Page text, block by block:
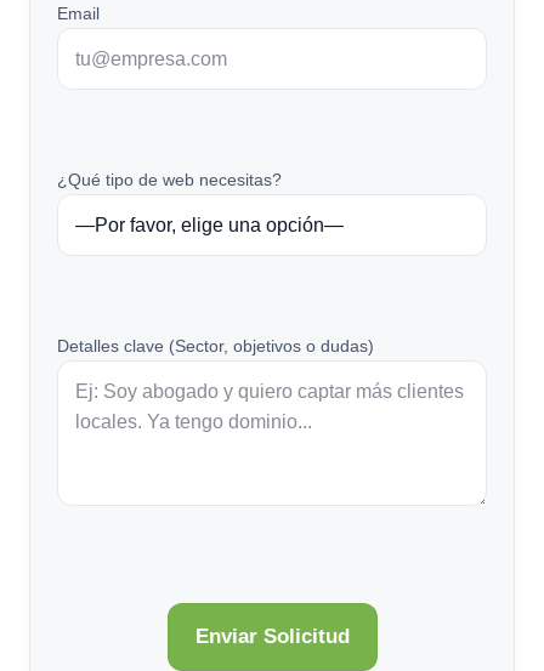
Email
¿Qué tipo de web necesitas?
Detalles clave (Sector, objetivos o dudas)